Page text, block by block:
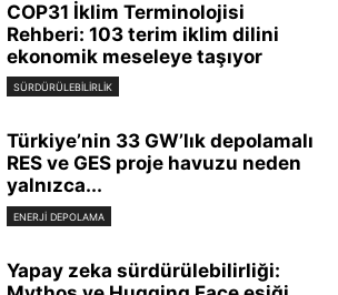
COP31 İklim Terminolojisi
Rehberi: 103 terim iklim dilini
ekonomik meseleye taşıyor
SÜRDÜRÜLEBILIRLIK
Türkiye’nin 33 GW’lık depolamalı
RES ve GES proje havuzu neden
yalnızca...
ENERJI DEPOLAMA
Yapay zeka sürdürülebilirliği: